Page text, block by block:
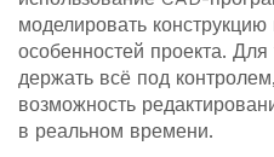
моделировать
особенностей проекта. Для
держать всё под
возможность
в реальном времени.